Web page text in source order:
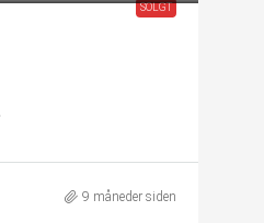
SOLGT
9 måneder siden